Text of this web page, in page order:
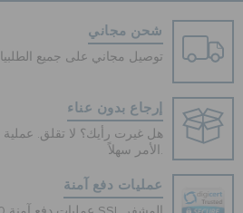
شحن مجاني
توصيل مجاني على جميع
إرجاع بدون عناء
هل غيرت رأيك؟ لا تقلق. عملية
الأمر سهلاً.
عمليات دفع آمنة